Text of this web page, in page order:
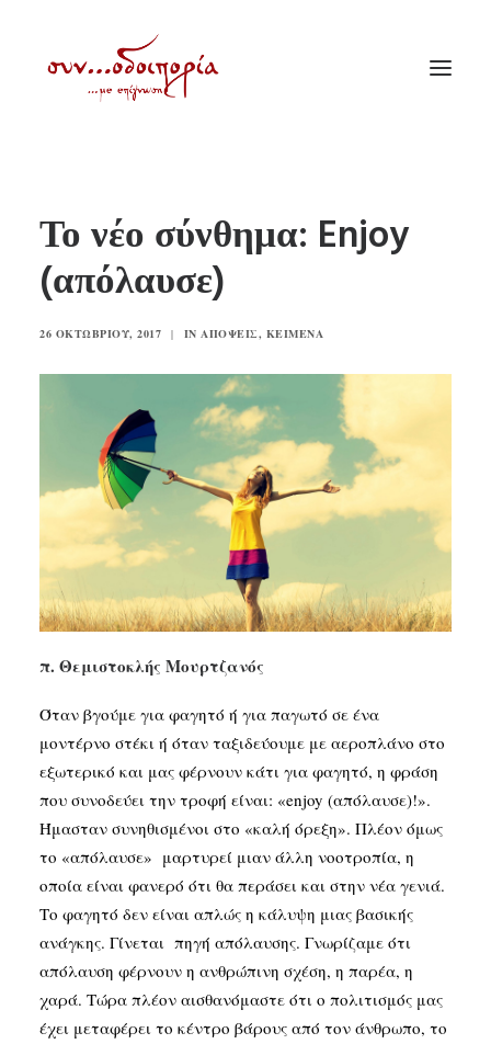
ΘΕΜΑΤΟΛΟΓΙΑ
ΑΝΑΚΟΙΝΩΣΕΙΣ
ΠΑΛΑΙΑ ΣΥΝΟΔΟΙΠΟΡΙΑ
ΕΠΙΚΟΙΝΩΝΙΑ
SEARCH
Το νέο σύνθημα: Enjoy
(απόλαυσε)
26 ΟΚΤΩΒΡΊΟΥ, 2017 | IN ΑΠΌΨΕΙΣ, ΚΕΊΜΕΝΑ
π. Θεμιστοκλής Μουρτζανός
Όταν βγούμε για φαγητό ή για παγωτό σε ένα
μοντέρνο στέκι ή όταν ταξιδεύουμε με αεροπλάνο στο
εξωτερικό και μας φέρνουν κάτι για φαγητό, η φράση
που συνοδεύει την τροφή είναι: «enjoy (απόλαυσε)!».
Ήμασταν συνηθισμένοι στο «καλή όρεξη». Πλέον όμως
το «απόλαυσε» μαρτυρεί μιαν άλλη νοοτροπία, η
οποία είναι φανερό ότι θα περάσει και στην νέα γενιά.
Το φαγητό δεν είναι απλώς η κάλυψη μιας βασικής
ανάγκης. Γίνεται πηγή απόλαυσης. Γνωρίζαμε ότι
απόλαυση φέρνουν η ανθρώπινη σχέση, η παρέα, η
χαρά. Τώρα πλέον αισθανόμαστε ότι ο πολιτισμός μας
έχει μεταφέρει το κέντρο βάρους από τον άνθρωπο, το